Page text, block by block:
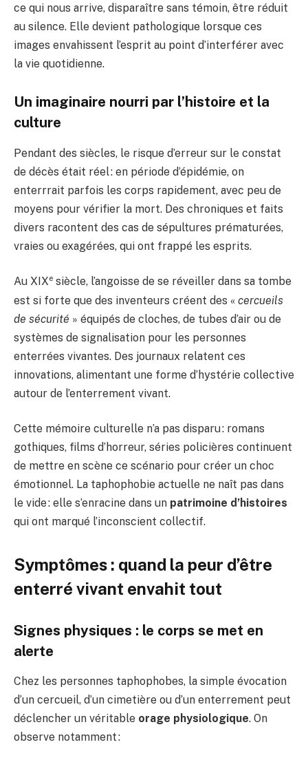
ce qui nous arrive, disparaître sans témoin, être réduit
au silence. Elle devient pathologique lorsque ces
images envahissent l’esprit au point d’interférer avec
la vie quotidienne.
Un imaginaire nourri par l’histoire et la
culture
Pendant des siècles, le risque d’erreur sur le constat
de décès était réel : en période d’épidémie, on
enterrrait parfois les corps rapidement, avec peu de
moyens pour vérifier la mort. Des chroniques et faits
divers racontent des cas de sépultures prématurées,
vraies ou exagérées, qui ont frappé les esprits.
Au XIXe siècle, l’angoisse de se réveiller dans sa tombe
est si forte que des inventeurs créent des « cercueils
de sécurité » équipés de cloches, de tubes d’air ou de
systèmes de signalisation pour les personnes
enterrées vivantes. Des journaux relatent ces
innovations, alimentant une forme d’hystérie collective
autour de l’enterrement vivant.
Cette mémoire culturelle n’a pas disparu : romans
gothiques, films d’horreur, séries policières continuent
de mettre en scène ce scénario pour créer un choc
émotionnel. La taphophobie actuelle ne naît pas dans
le vide : elle s’enracine dans un patrimoine d’histoires
qui ont marqué l’inconscient collectif.
Symptômes : quand la peur d’être
enterré vivant envahit tout
Signes physiques : le corps se met en
alerte
Chez les personnes taphophobes, la simple évocation
d’un cercueil, d’un cimetière ou d’un enterrement peut
déclencher un véritable orage physiologique. On
observe notamment :